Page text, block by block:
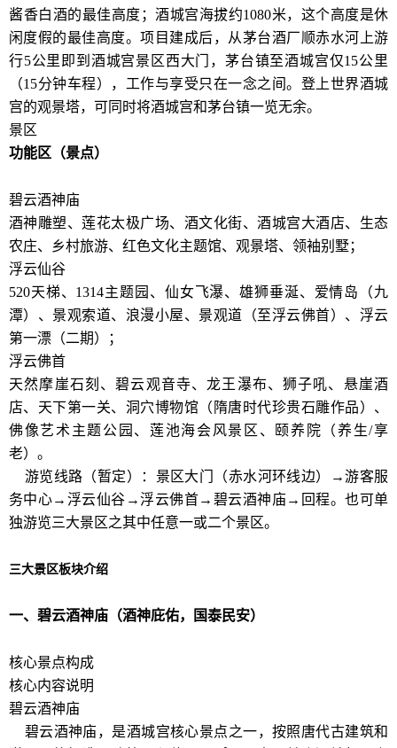
酱香白酒的最佳高度；酒城宫海拔约1080米，这个高度是休
闲度假的最佳高度。项目建成后，从茅台酒厂顺赤水河上游
行5公里即到酒城宫景区西大门，茅台镇至酒城宫仅15公里
（15分钟车程），工作与享受只在一念之间。登上世界酒城
宫的观景塔，可同时将酒城宫和茅台镇一览无余。
景区
功能区（景点）
碧云酒神庙
酒神雕塑、莲花太极广场、酒文化街、酒城宫大酒店、生态
农庄、乡村旅游、红色文化主题馆、观景塔、领袖别墅；
浮云仙谷
520天梯、1314主题园、仙女飞瀑、雄狮垂涎、爱情岛（九
潭）、景观索道、浪漫小屋、景观道（至浮云佛首）、浮云
第一漂（二期）；
浮云佛首
天然摩崖石刻、碧云观音寺、龙王瀑布、狮子吼、悬崖酒
店、天下第一关、洞穴博物馆（隋唐时代珍贵石雕作品）、
佛像艺术主题公园、莲池海会风景区、颐养院（养生/享
老）。
游览线路（暂定）：景区大门（赤水河环线边）→游客服
务中心→浮云仙谷→浮云佛首→碧云酒神庙→回程。也可单
独游览三大景区之其中任意一或二个景区。
三大景区板块介绍
一、碧云酒神庙（酒神庇佑，国泰民安）
核心景点构成
核心内容说明
碧云酒神庙
碧云酒神庙，是酒城宫核心景点之一，按照唐代古建筑和